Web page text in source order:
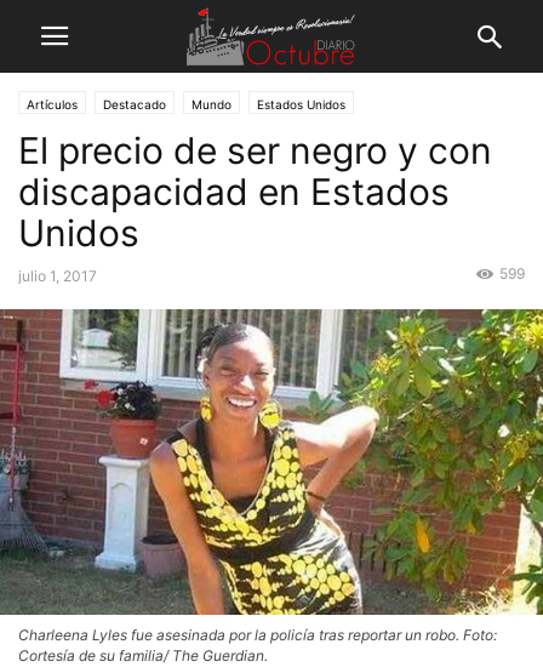
Artículos Destacado Mundo Estados Unidos
El precio de ser negro y con
discapacidad en Estados
Unidos
julio 1, 2017 599
Charleena Lyles fue asesinada por la policía tras reportar un robo. Foto:
Cortesía de su familia/ The Guerdian.